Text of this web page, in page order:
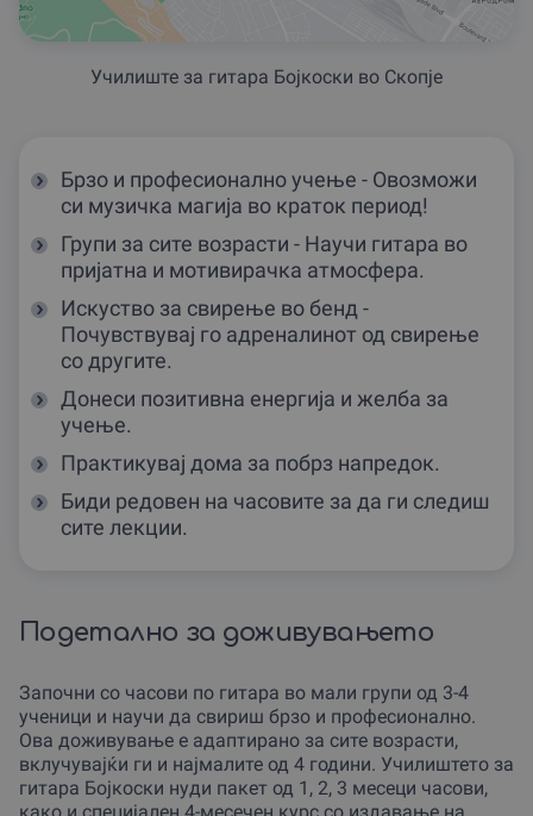
Училиште за гитара Боjкоски во Скопjе
Брзо и професионално учење - Овозможи
си музичка магија во краток период!
Групи за сите возрасти - Научи гитара во
пријатна и мотивирачка атмосфера.
Искуство за свирење во бенд -
Почувствувај го адреналинот од свирење
со другите.
Донеси позитивна енергија и желба за
учење.
Практикувај дома за побрз напредок.
Биди редовен на часовите за да ги следиш
сите лекции.
Подетално за доживувањето
Започни со часови по гитара во мали групи од 3-4
ученици и научи да свириш брзо и професионално.
Ова доживување е адаптирано за сите возрасти,
вклучувајќи ги и најмалите од 4 години. Училиштето за
гитара Боjкоски нуди пакет од 1, 2, 3 месеци часови,